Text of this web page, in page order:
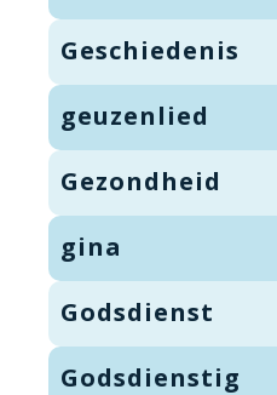
Geschiedenis
geuzenlied
Gezondheid
gina
Godsdienst
Godsdienstig